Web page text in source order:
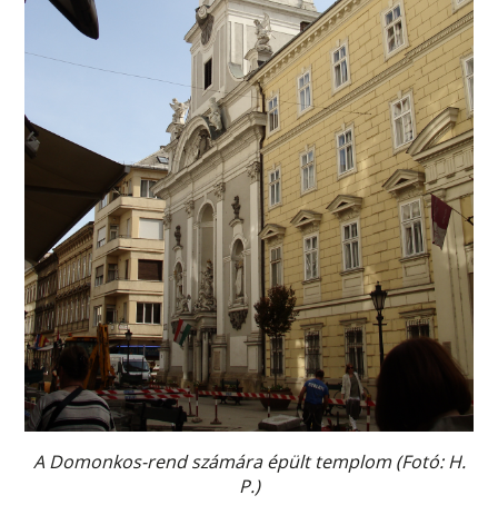
A Domonkos-rend számára épült templom (Fotó: H.
P.)